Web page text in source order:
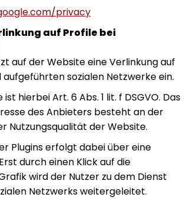
privacy
auf Profile bei
auf der Website eine Verlinkung auf
sozialen Netzwerke ein.
hierbei Art. 6 Abs. 1 lit. f DSGVO. Das
des Anbieters besteht an der
Nutzungsqualität der Website.
Plugins erfolgt dabei über eine
durch einen Klick auf die
wird der Nutzer zu dem Dienst
Netzwerks weitergeleitet.